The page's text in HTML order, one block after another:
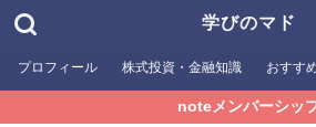
学びのマド
プロフィール 株式投資・金融知識 おすす
noteメンバーシッ